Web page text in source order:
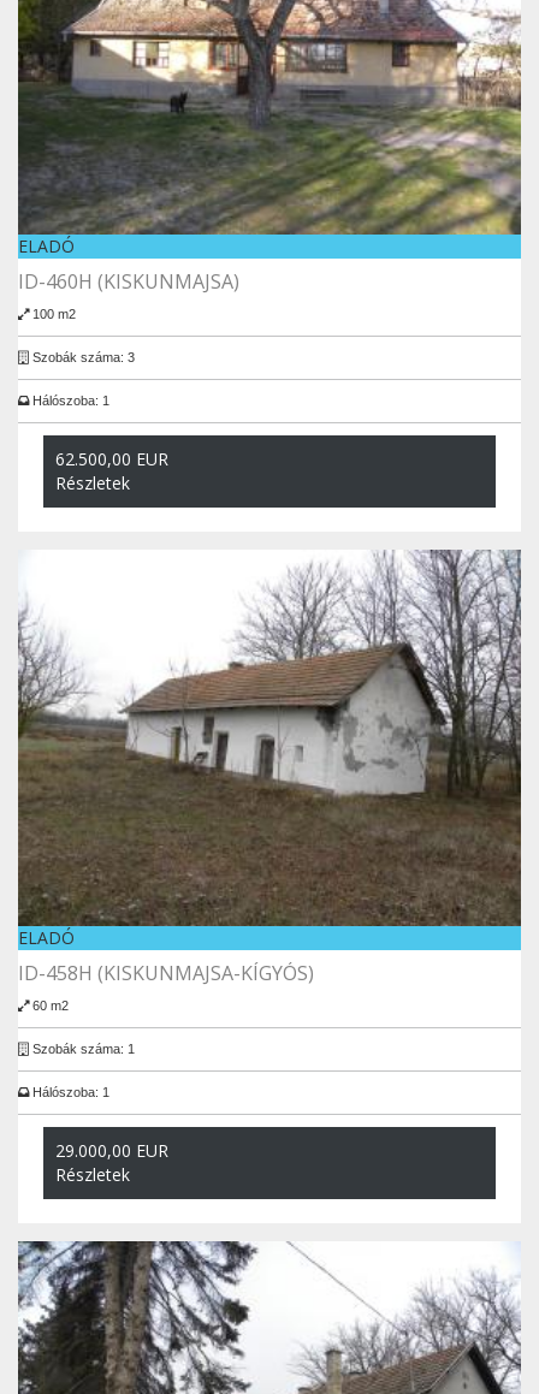
ELADÓ
ID-460H (KISKUNMAJSA)
100 m2
Szobák száma: 3
Hálószoba: 1
62.500,00 EUR
Részletek
ELADÓ
ID-458H (KISKUNMAJSA-KÍGYÓS)
60 m2
Szobák száma: 1
Hálószoba: 1
29.000,00 EUR
Részletek